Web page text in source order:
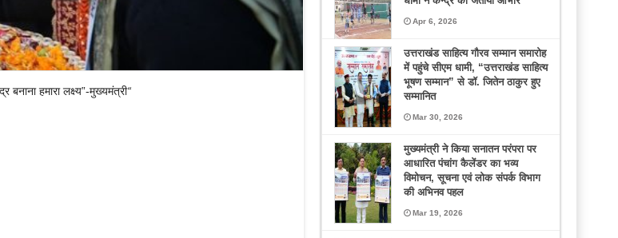
हमारा लक्ष्य”-मुख्यमंत्री“
Apr 6, 2026
उत्तराखंड साहित्य गौरव सम्मान समारोह
में पहुंचे सीएम धामी, “उत्तराखंड साहित्य
भूषण सम्मान” से डॉ. जितेन ठाकुर हुए
सम्मानित
Mar 30, 2026
मुख्यमंत्री ने किया सनातन परंपरा पर
आधारित पंचांग कैलेंडर का भव्य
विमोचन, सूचना एवं लोक संपर्क विभाग
की अभिनव पहल
Mar 19, 2026